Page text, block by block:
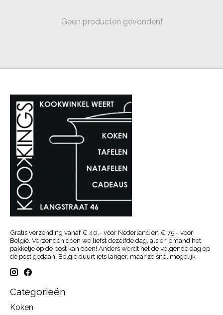
Geen producten gevonden!
Gratis verzending vanaf € 40.- voor Nederland en € 75.- voor
België. Verzenden doen we liefst dezelfde dag, als er iemand het
pakketje op de post kan doen! Anders wordt het de volgende dag op
de post gedaan! België duurt iets langer, maar zo snel mogelijk
Categorieën
Koken